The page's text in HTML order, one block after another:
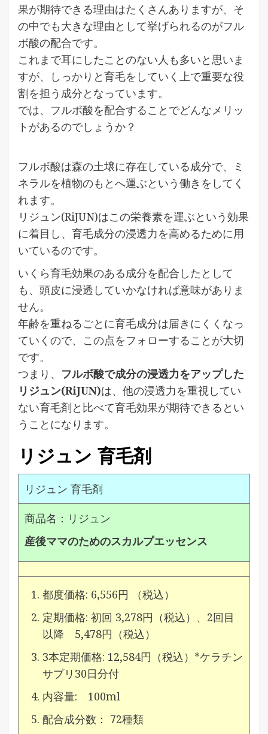
果が期待できる理由はたくさんありますが、そ
の中でも大きな理由として挙げられるのがフル
ボ酸の配合です。
これまで耳にしたことのない人も多いと思いま
すが、しっかりと育毛をしていく上で重要な役
割を担う成分となっています。
では、フルボ酸を配合することでどんなメリッ
トがあるのでしょうか？
フルボ酸は森の土壌に存在している成分で、ミ
ネラルを植物のもとへ運ぶという働きをしてく
れます。
リジュン(RiJUN)はこの栄養素を運ぶという効果
に着目し、育毛成分の浸透力を高めるために用
いているのです。
いくら育毛効果のある成分を配合したとして
も、頭皮に浸透していかなければ意味がありま
せん。
年齢を重ねるごとに育毛成分は届きにくくなっ
ていくので、この点をフォローすることが大切
です。
つまり、 フルボ酸で成分の浸透力をアップした
リジュン(RiJUN)は、他の浸透力を重視してい
ない育毛剤と比べて育毛効果が期待できるとい
うことになります。
リジュン 育毛剤
リジュン 育毛剤
商品名：リジュン
産後ママのためのスカルプエッセンス
都度価格: 6,556円 （税込）
定期価格: 初回 3,278円（税込）、2回目
以降 5,478円（税込）
3本定期価格: 12,584円（税込）*ケラチン
サプリ30日分付
内容量: 100ml
配合成分数： 72種類